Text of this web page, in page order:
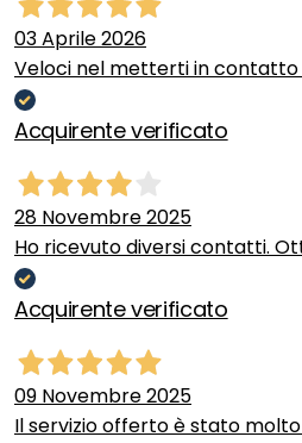
03 Aprile 2026
Veloci nel metterti in contatto
Acquirente verificato
28 Novembre 2025
Ho ricevuto diversi contatti.
Acquirente verificato
09 Novembre 2025
Il servizio offerto è stato